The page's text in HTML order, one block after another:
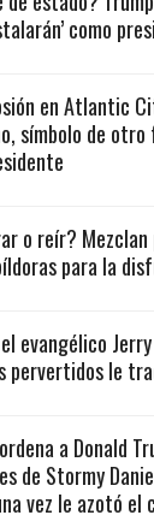
como
en Atlantic
símbolo de
o reír?
para la
evangélico
pervertidos le
a Donald
de Stormy
vez le azotó el